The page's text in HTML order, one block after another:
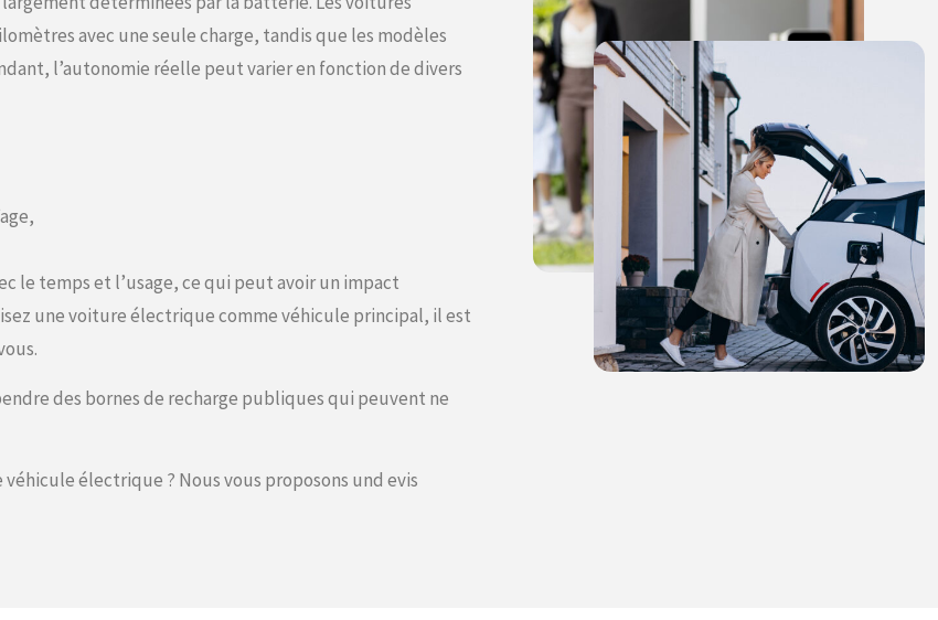
avec une seule charge, tandis que les modèles
l’autonomie réelle peut varier en fonction de divers
le temps et l’usage, ce qui peut avoir un impact
une voiture électrique comme véhicule principal, il est
des bornes de recharge publiques qui peuvent ne
électrique ? Nous vous proposons und evis